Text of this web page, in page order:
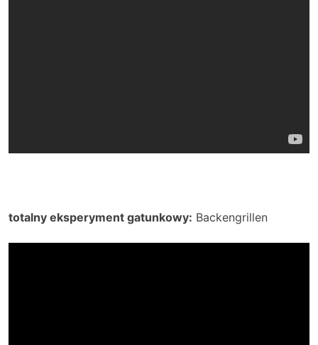
totalny eksperyment gatunkowy: Backengrillen